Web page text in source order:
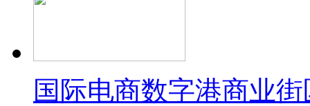
国际电商数字港商业